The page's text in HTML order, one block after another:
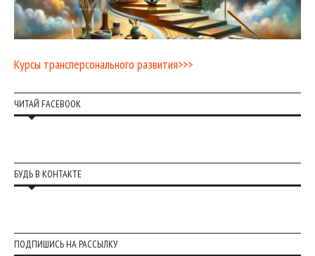
Курсы трансперсонального развития>>>
ЧИТАЙ FACEBOOK
БУДЬ В КОНТАКТЕ
ПОДПИШИСЬ НА РАССЫЛКУ